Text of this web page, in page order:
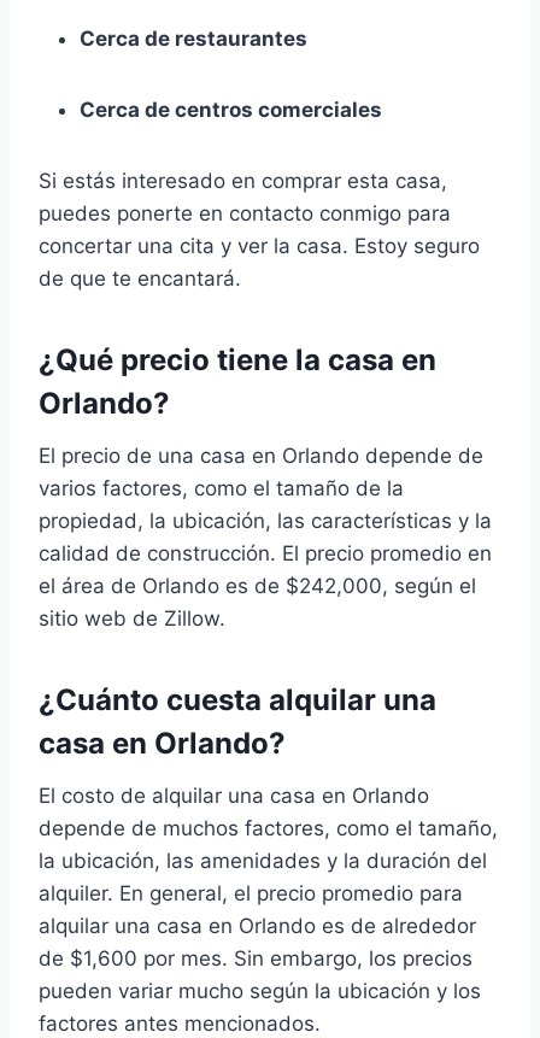
Cerca de restaurantes
Cerca de centros comerciales
Si estás interesado en comprar esta casa,
puedes ponerte en contacto conmigo para
concertar una cita y ver la casa. Estoy seguro
de que te encantará.
¿Qué precio tiene la casa en
Orlando?
El precio de una casa en Orlando depende de
varios factores, como el tamaño de la
propiedad, la ubicación, las características y la
calidad de construcción. El precio promedio en
el área de Orlando es de $242,000, según el
sitio web de Zillow.
¿Cuánto cuesta alquilar una
casa en Orlando?
El costo de alquilar una casa en Orlando
depende de muchos factores, como el tamaño,
la ubicación, las amenidades y la duración del
alquiler. En general, el precio promedio para
alquilar una casa en Orlando es de alrededor
de $1,600 por mes. Sin embargo, los precios
pueden variar mucho según la ubicación y los
factores antes mencionados.